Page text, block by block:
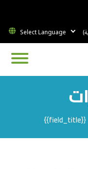
{{field_title}}